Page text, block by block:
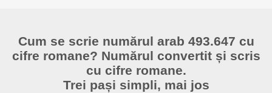
Cum se scrie numărul arab 493.647 cu
cifre romane? Numărul convertit și scris
cu cifre romane.
Trei pași simpli, mai jos